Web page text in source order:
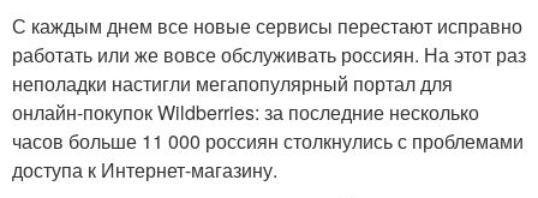
С каждым днем все новые сервисы перестают исправно
работать или же вовсе обслуживать россиян. На этот раз
неполадки настигли мегапопулярный портал для
онлайн-покупок Wildberries: за последние несколько
часов больше 11 000 россиян столкнулись с проблемами
доступа к Интернет-магазину.